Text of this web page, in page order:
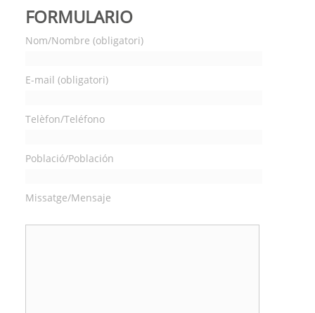
FORMULARIO
Nom/Nombre (obligatori)
E-mail (obligatori)
Telèfon/Teléfono
Població/Población
Missatge/Mensaje